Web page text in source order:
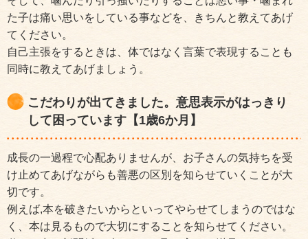
た子は痛い思いをしている事などを、きちんと教えてあげ
てください。
自己主張をするときは、体ではなく言葉で表現することも
同時に教えてあげましょう。
こだわりが出てきました。意思表示がはっきり
して困っています【1歳6か月】
成長の一過程で心配ありませんが、お子さんの気持ちを受
け止めてあげながらも善悪の区別を知らせていくことが大
切です。
例えば,本を破きたいからといってやらせてしまうのではな
く、本は見るもので大切にすることを知らせてください。